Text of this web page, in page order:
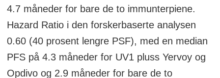
4.7 måneder for bare de to immunterpiene.
Hazard Ratio i den forskerbaserte analysen
0.60 (40 prosent lengre PSF), med en median
PFS på 4.3 måneder for UV1 pluss Yervoy og
Opdivo og 2.9 måneder for bare de to